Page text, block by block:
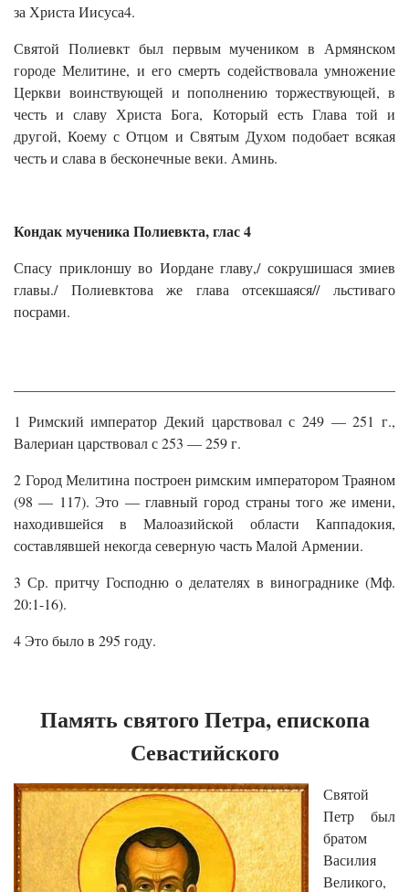
за Христа Иисуса4.
Святой Полиевкт был первым мучеником в Армянском
городе Мелитине, и его смерть содействовала умножение
Церкви воинствующей и пополнению торжествующей, в
честь и славу Христа Бога, Который есть Глава той и
другой, Коему с Отцом и Святым Духом подобает всякая
честь и слава в бесконечные веки. Аминь.
Кондак мученика Полиевкта, глас 4
Спасу приклоншу во Иордане главу,/ сокрушишася змиев
главы./ Полиевктова же глава отсекшаяся// льстиваго
посрами.
1 Римский император Декий царствовал с 249 — 251 г.,
Валериан царствовал с 253 — 259 г.
2 Город Мелитина построен римским императором Траяном
(98 — 117). Это — главный город страны того же имени,
находившейся в Малоазийской области Каппадокия,
составлявшей некогда северную часть Малой Армении.
3 Ср. притчу Господню о делателях в винограднике (Мф.
20:1-16).
4 Это было в 295 году.
Память святого Петра, епископа
Севастийского
Святой
Петр был
братом
Василия
Великого,